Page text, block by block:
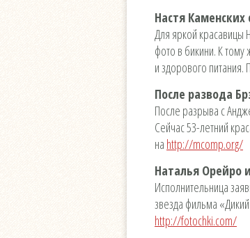
Настя
Для яркой красавицы
фото в бикини. К тому
и здорового
После развода
После разрыва с
Сейчас 53-летний
на http://mcomp.org/
Наталья Орейро
Исполнительница
звезда фильма
http://fotochki.com/